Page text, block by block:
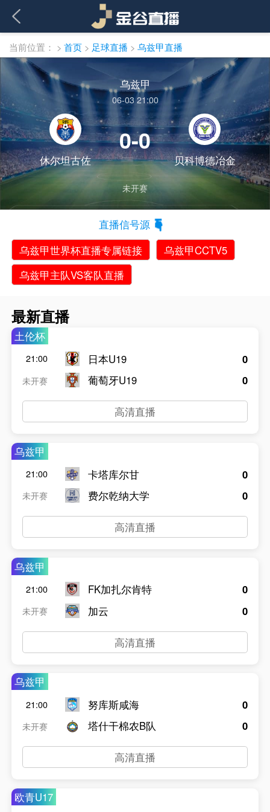
当前位置： > 首页 > 足球直播 > 乌兹甲直播
乌兹甲
06-03 21:00
休尔坦古佐
0-0
贝科博德冶金
未开赛
直播信号源
乌兹甲世界杯直播专属链接
乌兹甲CCTV5
乌兹甲主队VS客队直播
最新直播
土伦杯
21:00
未开赛
日本U19
葡萄牙U19
0
0
高清直播
乌兹甲
21:00
未开赛
卡塔库尔甘
费尔乾纳大学
0
0
高清直播
乌兹甲
21:00
未开赛
FK加扎尔肯特
加云
0
0
高清直播
乌兹甲
21:00
未开赛
努库斯咸海
塔什干棉农B队
0
0
高清直播
欧青U17